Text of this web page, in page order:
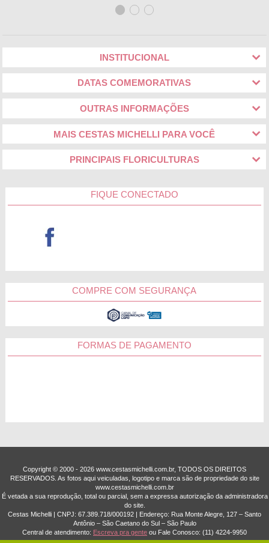
INSTITUCIONAL
DATAS COMEMORATIVAS
OUTRAS INFORMAÇÕES
MAIS CESTAS MICHELLI PARA VOCÊ
PRINCIPAIS FLORICULTURAS
FIQUE CONECTADO
COMPRE COM SEGURANÇA
FORMAS DE PAGAMENTO
Copyright © 2000 - ­2026 www.cestasmichelli.com.br, TODOS OS DIREITOS
RESERVADOS. As fotos aqui veiculadas, logotipo e marca são de propriedade do site
www.cestasmichelli.com.br
É vetada a sua reprodução, total ou parcial, sem a expressa autorização da administradora
do site.
Cestas Michelli | CNPJ: 67.389.718/0001­92 | Endereço: Rua Monte Alegre, 127 – Santo
Antônio – São Caetano do Sul – São Paulo
Central de atendimento: Escreva pra gente ou Fale Conosco: (11) 4224-9950